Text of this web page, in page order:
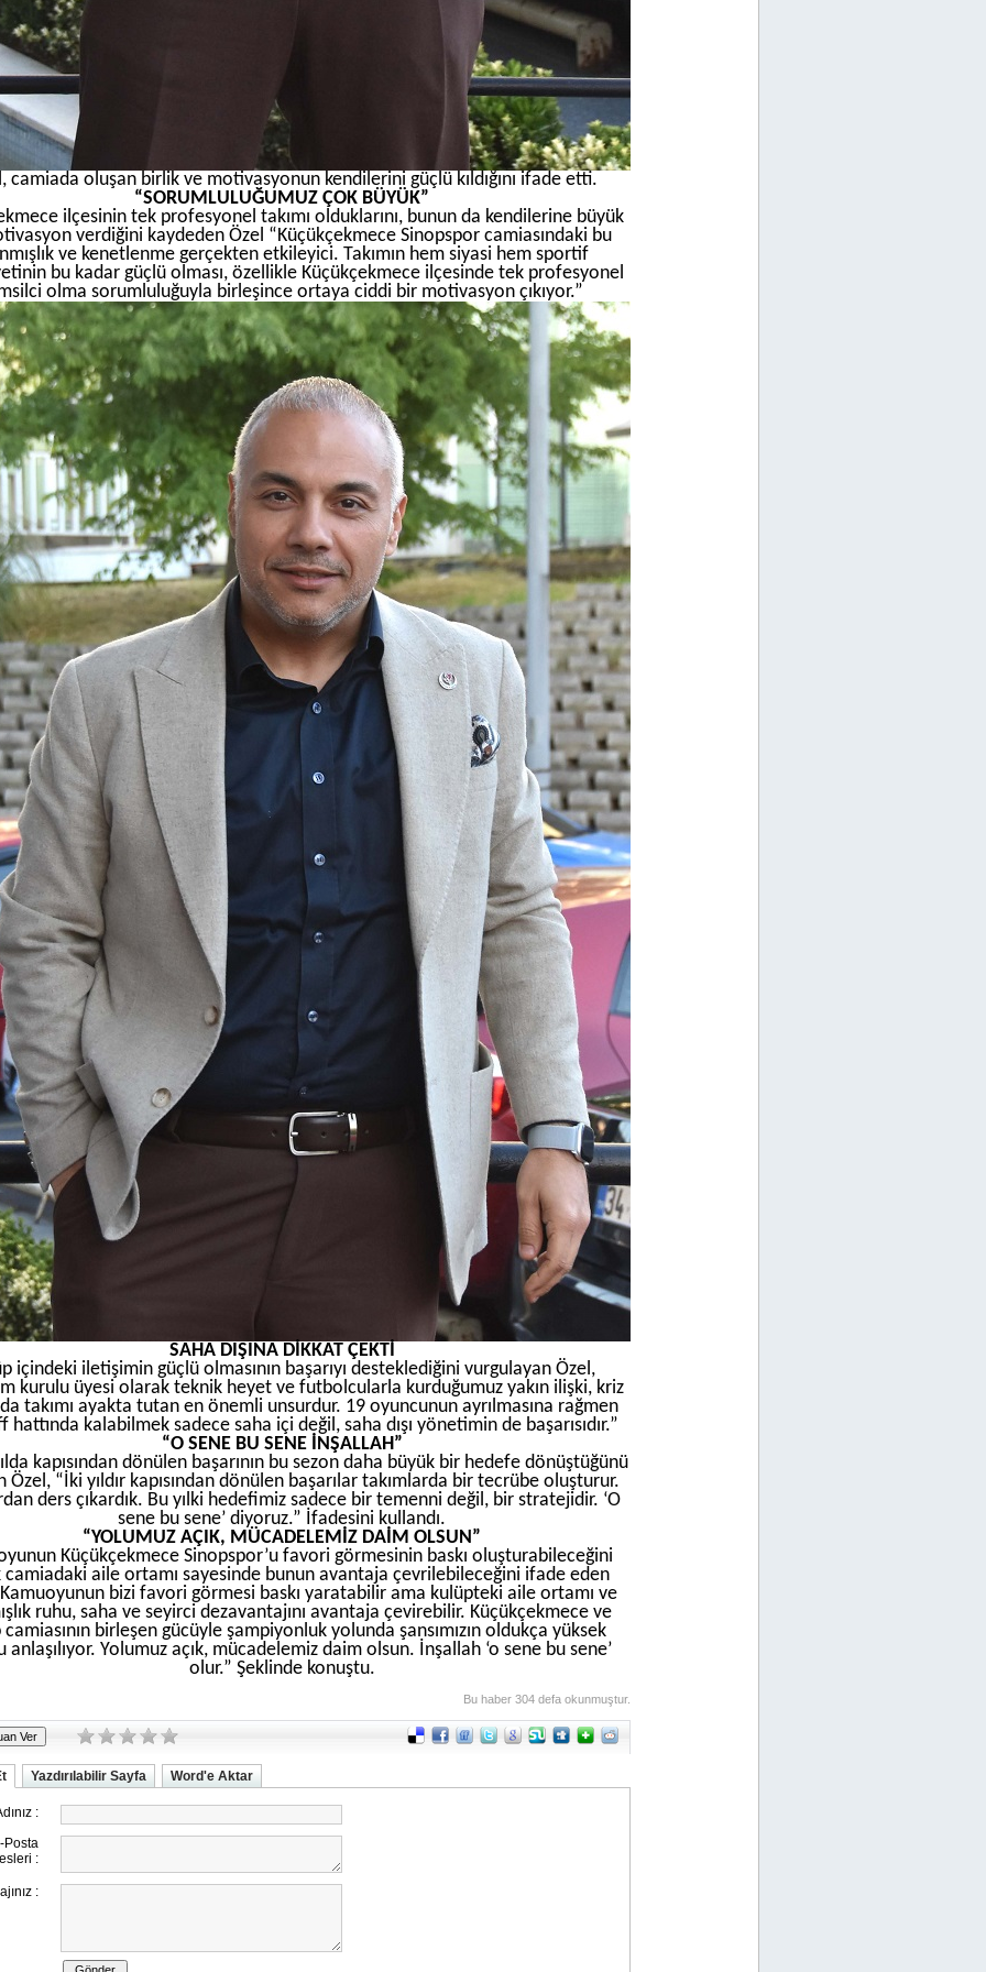
camiada oluşan birlik ve motivasyonun kendilerini güçlü kıldığını ifade etti.
“SORUMLULUĞUMUZ ÇOK BÜYÜK”
ilçesinin tek profesyonel takımı olduklarını, bunun da kendilerine büyük
verdiğini kaydeden Özel “Küçükçekmece Sinopspor camiasındaki bu
ve kenetlenme gerçekten etkileyici. Takımın hem siyasi hem sportif
bu kadar güçlü olması, özellikle Küçükçekmece ilçesinde tek profesyonel
olma sorumluluğuyla birleşince ortaya ciddi bir motivasyon çıkıyor.”
SAHA DIŞINA DİKKAT ÇEKTİ
içindeki iletişimin güçlü olmasının başarıyı desteklediğini vurgulayan Özel,
kurulu üyesi olarak teknik heyet ve futbolcularla kurduğumuz yakın ilişki, kriz
takımı ayakta tutan en önemli unsurdur. 19 oyuncunun ayrılmasına rağmen
hattında kalabilmek sadece saha içi değil, saha dışı yönetimin de başarısıdır.”
“O SENE BU SENE İNŞALLAH”
kapısından dönülen başarının bu sezon daha büyük bir hedefe dönüştüğünü
Özel, “İki yıldır kapısından dönülen başarılar takımlarda bir tecrübe oluşturur.
ders çıkardık. Bu yılki hedefimiz sadece bir temenni değil, bir stratejidir. ‘O
sene bu sene’ diyoruz.” İfadesini kullandı.
“YOLUMUZ AÇIK, MÜCADELEMİZ DAİM OLSUN”
Küçükçekmece Sinopspor’u favori görmesinin baskı oluşturabileceğini
camiadaki aile ortamı sayesinde bunun avantaja çevrilebileceğini ifade eden
bizi favori görmesi baskı yaratabilir ama kulüpteki aile ortamı ve
ruhu, saha ve seyirci dezavantajını avantaja çevirebilir. Küçükçekmece ve
camiasının birleşen gücüyle şampiyonluk yolunda şansımızın oldukça yüksek
anlaşılıyor. Yolumuz açık, mücadelemiz daim olsun. İnşallah ‘o sene bu sene’
olur.” Şeklinde konuştu.
Bu haber 304 defa okunmuştur.
Yazdırılabilir Sayfa Word'e Aktar